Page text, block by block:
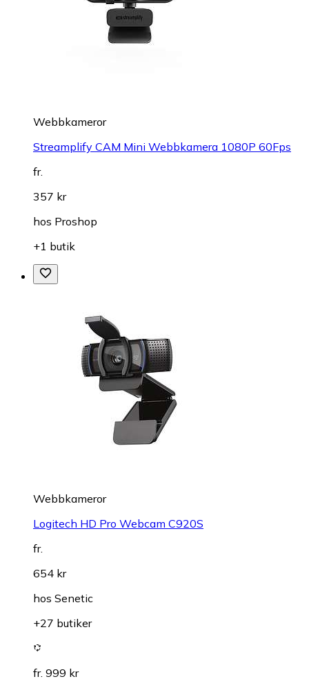
Webbkameror
Streamplify CAM Mini Webbkamera 1080P 60Fps
fr.
357 kr
hos Proshop
+1 butik
Webbkameror
Logitech HD Pro Webcam C920S
fr.
654 kr
hos Senetic
+27 butiker
fr. 999 kr